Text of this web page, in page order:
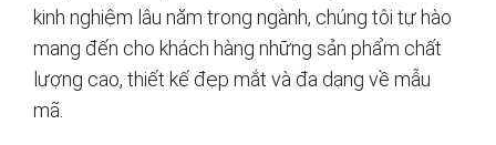
kinh nghiệm lâu năm trong ngành, chúng tôi tự hào
mang đến cho khách hàng những sản phẩm chất
lượng cao, thiết kế đẹp mắt và đa dạng về mẫu
mã.